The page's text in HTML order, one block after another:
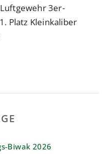
3er-
Platz Kleinkaliber
Biwak 2026